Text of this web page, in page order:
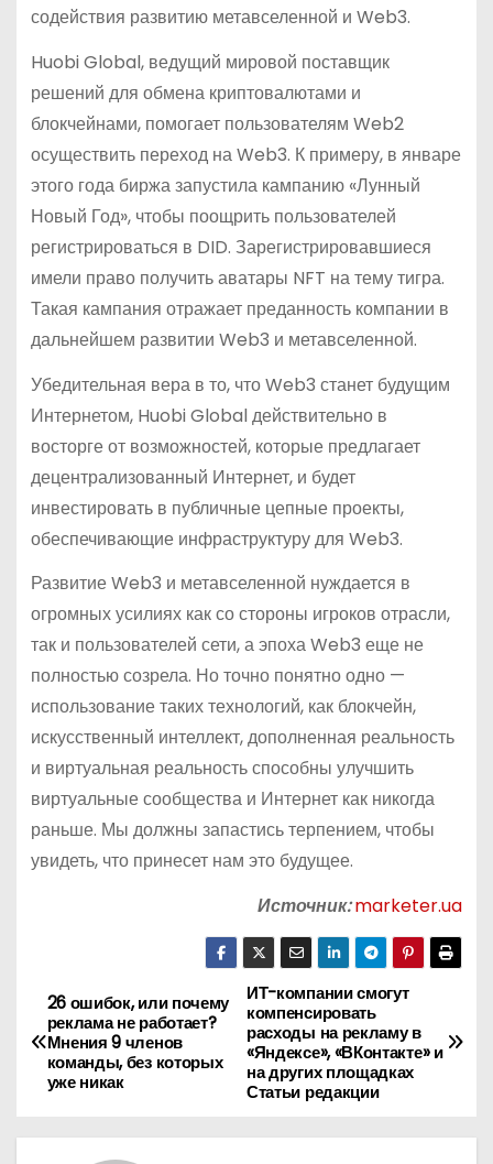
содействия развитию метавселенной и Web3.
Huobi Global, ведущий мировой поставщик
решений для обмена криптовалютами и
блокчейнами, помогает пользователям Web2
осуществить переход на Web3. К примеру, в январе
этого года биржа запустила кампанию «Лунный
Новый Год», чтобы поощрить пользователей
регистрироваться в DID. Зарегистрировавшиеся
имели право получить аватары NFT на тему тигра.
Такая кампания отражает преданность компании в
дальнейшем развитии Web3 и метавселенной.
Убедительная вера в то, что Web3 станет будущим
Интернетом, Huobi Global действительно в
восторге от возможностей, которые предлагает
децентрализованный Интернет, и будет
инвестировать в публичные цепные проекты,
обеспечивающие инфраструктуру для Web3.
Развитие Web3 и метавселенной нуждается в
огромных усилиях как со стороны игроков отрасли,
так и пользователей сети, а эпоха Web3 еще не
полностью созрела. Но точно понятно одно —
использование таких технологий, как блокчейн,
искусственный интеллект, дополненная реальность
и виртуальная реальность способны улучшить
виртуальные сообщества и Интернет как никогда
раньше. Мы должны запастись терпением, чтобы
увидеть, что принесет нам это будущее.
Источник: marketer.ua
Н
а
в
и
ИТ-компании смогут
компенсировать
расходы на рекламу в
«Яндексе», «ВКонтакте» и
на других площадках
Статьи редакции
26 ошибок, или почему
реклама не работает?
Мнения 9 членов
команды, без которых
уже никак